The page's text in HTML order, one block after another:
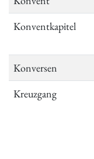
Konventkapitel
Konversen
Kreuzgang